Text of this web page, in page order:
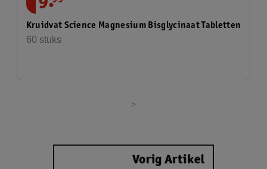
9
Kruidvat Science Magnesium Bisglycinaat Tabletten
60 stuks
>
Vorig Artikel